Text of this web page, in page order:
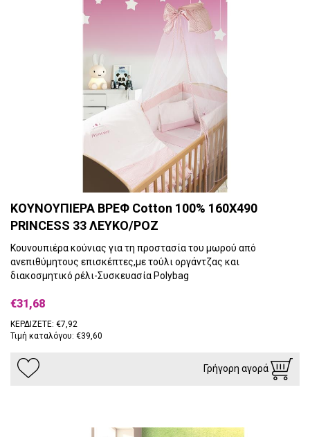
ΚΟΥΝΟΥΠΙΕΡΑ ΒΡΕΦ Cotton 100% 160X490
PRINCESS 33 ΛΕΥΚΟ/ΡΟΖ
Κουνουπιέρα κούνιας για τη προστασία του μωρού από
ανεπιθύμητους επισκέπτες,με τούλι οργάντζας και
διακοσμητικό ρέλι-Συσκευασία Polybag
€31,68
ΚΕΡΔΙΖΕΤΕ: €7,92
Τιμή καταλόγου: €39,60
Γρήγορη αγορά